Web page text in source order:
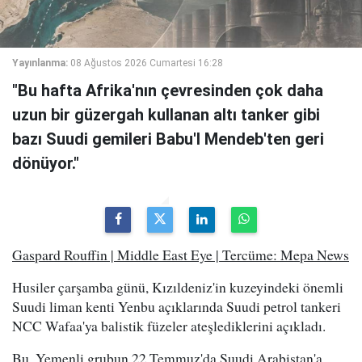
Yayınlanma: 08 Ağustos 2026 Cumartesi 16:28
"Bu hafta Afrika'nın çevresinden çok daha
uzun bir güzergah kullanan altı tanker gibi
bazı Suudi gemileri Babu'l Mendeb'ten geri
dönüyor."
Gaspard Rouffin | Middle East Eye | Tercüme: Mepa News
Husiler çarşamba günü, Kızıldeniz'in kuzeyindeki önemli
Suudi liman kenti Yenbu açıklarında Suudi petrol tankeri
NCC Wafaa'ya balistik füzeler ateşlediklerini açıkladı.
Bu, Yemenli grubun 22 Temmuz'da Suudi Arabistan'a